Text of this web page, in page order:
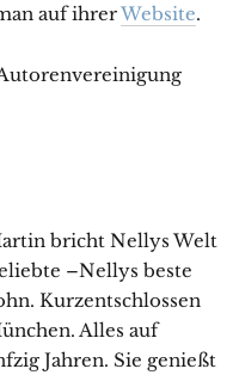
auf ihrerWebsite.
bricht Nellys Welt
–Nellys beste
Kurzentschlossen
Alles auf
Jahren. Sie genießt